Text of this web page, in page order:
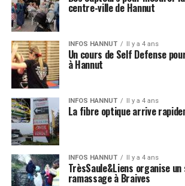
centre-ville de Hannut
INFOS HANNUT Il y a 4 ans
Un cours de Self Defense
à Hannut
INFOS HANNUT Il y a 4 ans
La fibre optique arrive
INFOS HANNUT Il y a 4 ans
TrèsSaule&Liens organise un
ramassage à Braives